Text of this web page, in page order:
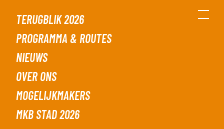
TERUGBLIK 2026
PROGRAMMA & ROUTES
NIEUWS
OVER ONS
MOGELIJKMAKERS
MKB STAD 2026
DONDERDAG 22 MEI, 2025
“DIT FESTIVAL
LAAT ZIEN WAAR
ONZE KRACHT